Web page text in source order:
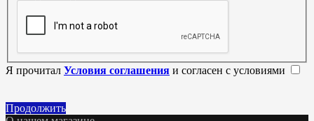
Я прочитал Условия соглашения и согласен с условиями
Продолжить